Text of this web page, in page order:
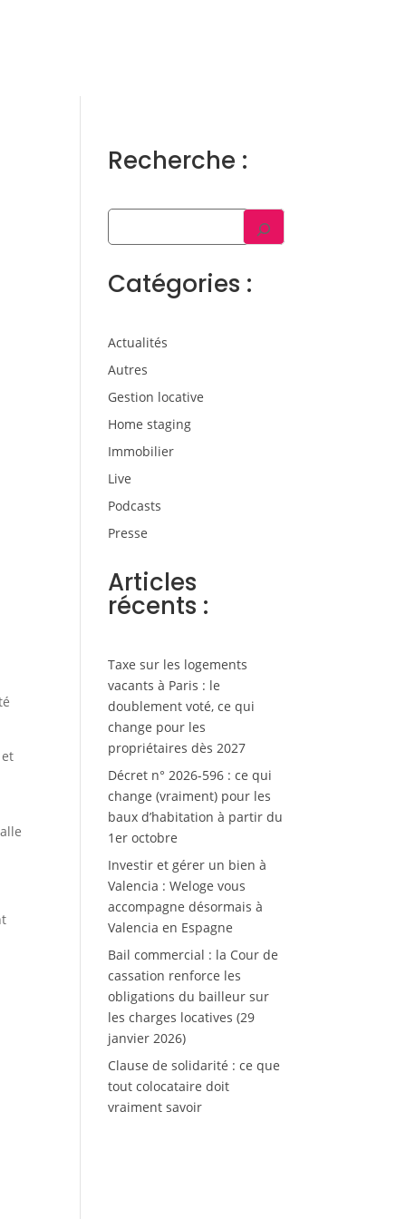
Recherche :
Catégories :
Actualités
Autres
Gestion locative
Home staging
Immobilier
Live
Podcasts
Presse
Articles
récents :
Taxe sur les logements
vacants à Paris : le
doublement voté, ce qui
change pour les
propriétaires dès 2027
Décret n° 2026-596 : ce qui
change (vraiment) pour les
baux d’habitation à partir du
1er octobre
Investir et gérer un bien à
Valencia : Weloge vous
accompagne désormais à
Valencia en Espagne
Bail commercial : la Cour de
cassation renforce les
obligations du bailleur sur
les charges locatives (29
janvier 2026)
Clause de solidarité : ce que
tout colocataire doit
vraiment savoir